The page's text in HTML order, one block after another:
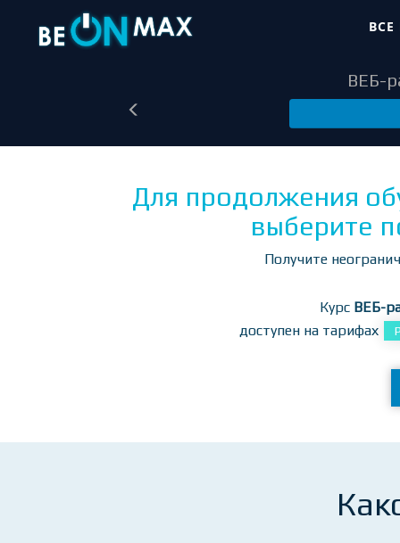
ВСЕ
ВЕБ-
Для продолжения
выберите
Получите
Курс ВЕБ-
доступен на тарифах